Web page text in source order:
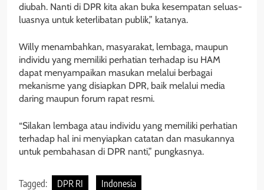
diubah. Nanti di DPR kita akan buka kesempatan seluas-
luasnya untuk keterlibatan publik,” katanya.
Willy menambahkan, masyarakat, lembaga, maupun
individu yang memiliki perhatian terhadap isu HAM
dapat menyampaikan masukan melalui berbagai
mekanisme yang disiapkan DPR, baik melalui media
daring maupun forum rapat resmi.
“Silakan lembaga atau individu yang memiliki perhatian
terhadap hal ini menyiapkan catatan dan masukannya
untuk pembahasan di DPR nanti,” pungkasnya.
Tagged: DPR RI Indonesia